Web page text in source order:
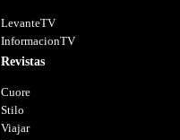
LevanteTV
InformacionTV
Revistas
Cuore
Stilo
Viajar